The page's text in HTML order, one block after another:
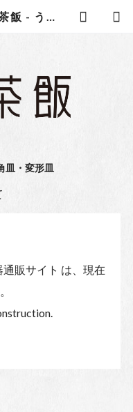
角皿・変形皿 | 日常茶飯 - うつわ作家の和食器通販サイト
皿・変形皿
販サイト は、現在